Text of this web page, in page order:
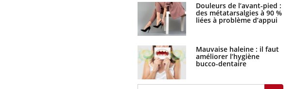
Douleurs de l’avant-pied :
des métatarsalgies à 90 %
liées à problème d’appui
Mauvaise haleine : il faut
améliorer l’hygiène
bucco-dentaire